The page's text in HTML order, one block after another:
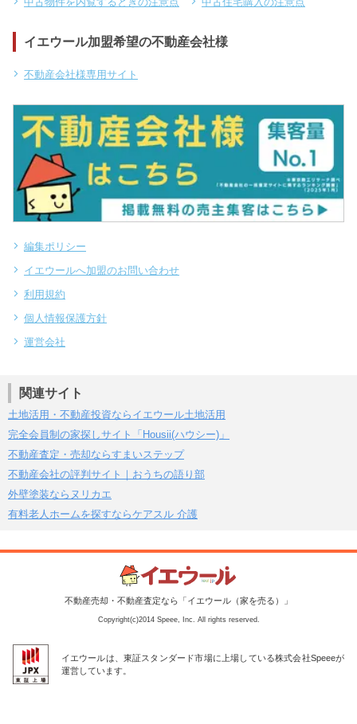
イエウール加盟希望の不動産会社様
不動産会社様専用サイト
編集ポリシー
イエウールへ加盟のお問い合わせ
利用規約
個人情報保護方針
運営会社
関連サイト
土地活用・不動産投資ならイエウール土地活用
完全会員制の家探しサイト「Housii(ハウシー)」
不動産査定・売却ならすまいステップ
不動産会社の評判サイト｜おうちの語り部
外壁塗装ならヌリカエ
有料老人ホームを探すならケアスル 介護
不動産売却・不動産査定なら「イエウール（家を売る）」
Copyright(c)2014 Speee, Inc. All rights reserved.
イエウールは、東証スタンダード市場に上場している株式会社Speeeが
運営しています。